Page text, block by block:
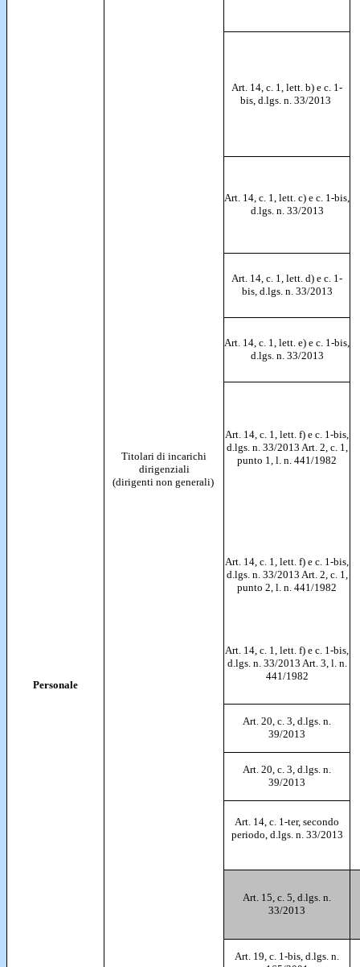
Personale
Titolari di incarichi
dirigenziali
(dirigenti non generali)
Art. 14, c. 1, lett. b) e c. 1-
bis, d.lgs. n. 33/2013
Art. 14, c. 1, lett. c) e c. 1-bis,
d.lgs. n. 33/2013
Art. 14, c. 1, lett. d) e c. 1-
bis, d.lgs. n. 33/2013
Art. 14, c. 1, lett. e) e c. 1-bis,
d.lgs. n. 33/2013
Art. 14, c. 1, lett. f) e c. 1-bis,
d.lgs. n. 33/2013 Art. 2, c. 1,
punto 1, l. n. 441/1982
Art. 14, c. 1, lett. f) e c. 1-bis,
d.lgs. n. 33/2013 Art. 2, c. 1,
punto 2, l. n. 441/1982
Art. 14, c. 1, lett. f) e c. 1-bis,
d.lgs. n. 33/2013 Art. 3, l. n.
441/1982
Art. 20, c. 3, d.lgs. n.
39/2013
Art. 20, c. 3, d.lgs. n.
39/2013
Art. 14, c. 1-ter, secondo
periodo, d.lgs. n. 33/2013
Art. 15, c. 5, d.lgs. n.
33/2013
Art. 19, c. 1-bis, d.lgs. n.